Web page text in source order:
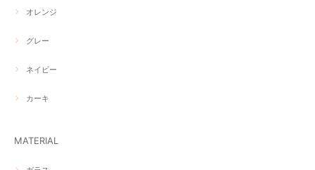
オレンジ
グレー
ネイビー
カーキ
MATERIAL